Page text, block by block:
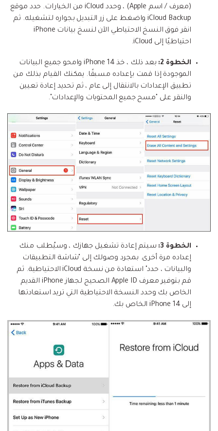
(معرف / اسم Apple) ، وحدد iCloud من الخيارات. حدد موقع
iCloud Backup واضغط على زر التبديل بجواره لتشغيله. ثم
انقر فوق النسخ الاحتياطي الآن لنسخ بيانات iPhone
احتياطيًا إلى iCloud.
الخطوة 2:
بعد ذلك ، خذ iPhone 14 وامحو جميع البيانات
الموجودة إذا قمت بإعداده مسبقًا. يمكنك القيام بذلك من
تطبيق الإعدادات بالانتقال إلى عام ، ثم تحديد إعادة تعيين
والنقر على "مسح جميع المحتويات والإعدادات".
الخطوة 3:
سيتم إعادة تشغيل جهازك ، وسيُطلب منك
إعداده مرة أخرى. بمجرد وصولك إلى "شاشة التطبيقات
والبيانات ، حدد" استعادة من نسخة iCloud الاحتياطية. ثم
قم بتوفير معرف Apple ID الصحيح لجهاز iPhone القديم
الخاص بك وحدد النسخة الاحتياطية التي تريد استعادتها
إلى iPhone 14 الخاص بك.